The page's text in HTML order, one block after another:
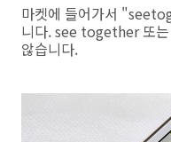
마켓에 들어가서
니다. see together 또는
않습니다.